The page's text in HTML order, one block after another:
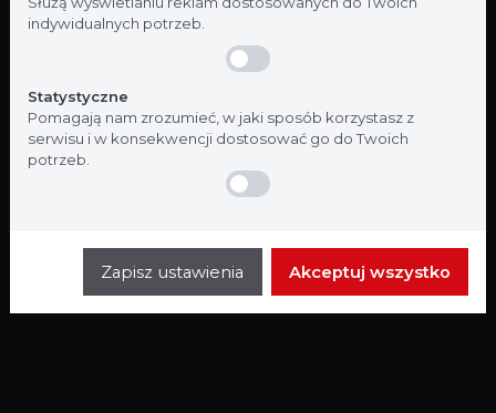
indywidualnych potrzeb.
Statystyczne
Pomagają nam zrozumieć, w jaki sposób korzystasz z
serwisu i w konsekwencji dostosować go do Twoich
potrzeb.
Zapisz ustawienia Akceptuj wszystko